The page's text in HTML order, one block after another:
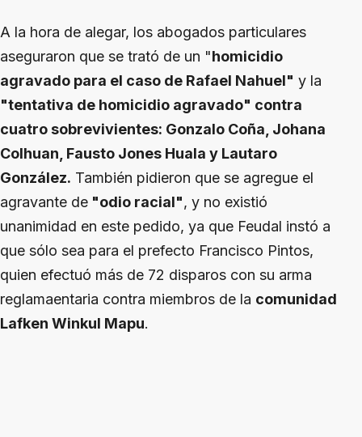
A la hora de alegar, los abogados particulares
aseguraron que se trató de un "homicidio
agravado para el caso de Rafael Nahuel" y la
"tentativa de homicidio agravado" contra
cuatro sobrevivientes: Gonzalo Coña, Johana
Colhuan, Fausto Jones Huala y Lautaro
González. También pidieron que se agregue el
agravante de "odio racial", y no existió
unanimidad en este pedido, ya que Feudal instó a
que sólo sea para el prefecto Francisco Pintos,
quien efectuó más de 72 disparos con su arma
reglamaentaria contra miembros de la comunidad
Lafken Winkul Mapu.